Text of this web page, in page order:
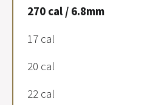
270 cal / 6.8mm
17 cal
20 cal
22 cal